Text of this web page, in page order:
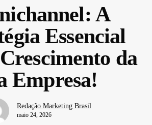
A
Essencial
da
Empresa!
Redação Marketing Brasil
maio 24, 2026